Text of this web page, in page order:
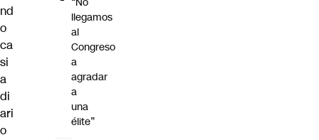
nd
o
ca
si
a
di
ari
o
llegamos
al
Congreso
a
agradar
a
una
élite”